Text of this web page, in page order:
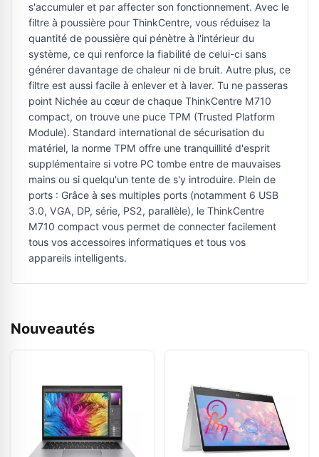
s'accumuler et par affecter son fonctionnement. Avec le
filtre à poussière pour ThinkCentre, vous réduisez la
quantité de poussière qui pénètre à l'intérieur du
système, ce qui renforce la fiabilité de celui-ci sans
générer davantage de chaleur ni de bruit. Autre plus, ce
filtre est aussi facile à enlever et à laver. Tu ne passeras
point Nichée au cœur de chaque ThinkCentre M710
compact, on trouve une puce TPM (Trusted Platform
Module). Standard international de sécurisation du
matériel, la norme TPM offre une tranquillité d'esprit
supplémentaire si votre PC tombe entre de mauvaises
mains ou si quelqu'un tente de s'y introduire. Plein de
ports : Grâce à ses multiples ports (notamment 6 USB
3.0, VGA, DP, série, PS2, parallèle), le ThinkCentre
M710 compact vous permet de connecter facilement
tous vos accessoires informatiques et tous vos
appareils intelligents.
Nouveautés